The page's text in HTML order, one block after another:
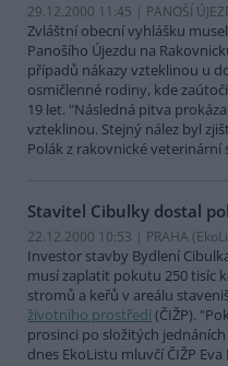
29.12.2000 11:45 | PANOŠÍ
Zvláštní obecní vyhlášku
Panošího Újezdu na
případů nákazy vzteklinou u
osmičlenné rodiny, kde
19 let. "Následná pitva
vzteklinou. Stejný nález byl
Polák z rakovnické veterinární
Stavitel Cibulky dostal
22.12.2000 10:53 | PRAHA
Investor stavby Bydlení
musí zaplatit pokutu 250 tisíc
stromů a keřů v areálu
životního prostředí(ČIŽP).
prosinci po složitých
dnes EkoListu mluvčí ČIŽP Eva